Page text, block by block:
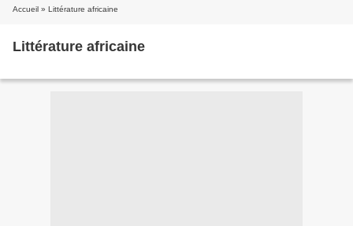
Accueil » Littérature africaine
Littérature africaine